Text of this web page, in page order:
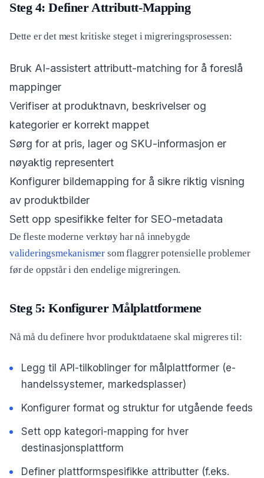
Steg 4: Definer Attributt-Mapping
Dette er det mest kritiske steget i migreringsprosessen:
Bruk AI-assistert attributt-matching for å foreslå
mappinger
Verifiser at produktnavn, beskrivelser og
kategorier er korrekt mappet
Sørg for at pris, lager og SKU-informasjon er
nøyaktig representert
Konfigurer bildemapping for å sikre riktig visning
av produktbilder
Sett opp spesifikke felter for SEO-metadata
De fleste moderne verktøy har nå innebygde
valideringsmekanismer som flaggrer potensielle problemer
før de oppstår i den endelige migreringen.
Steg 5: Konfigurer Målplattformene
Nå må du definere hvor produktdataene skal migreres til:
Legg til API-tilkoblinger for målplattformer (e-
handelssystemer, markedsplasser)
Konfigurer format og struktur for utgående feeds
Sett opp kategori-mapping for hver
destinasjonsplattform
Definer plattformspesifikke attributter (f.eks.